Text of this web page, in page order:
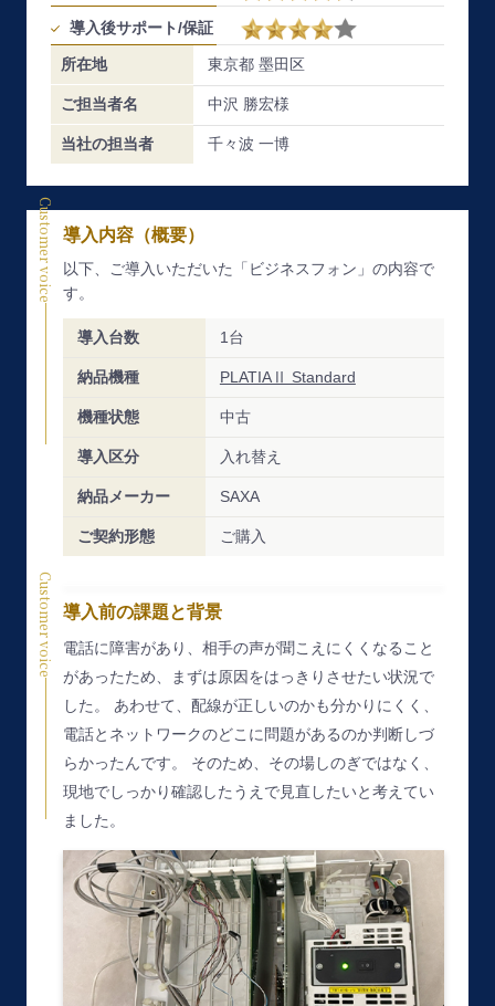
導入後サポート/保証
所在地 東京都 墨田区
ご担当者名 中沢 勝宏様
当社の担当者 千々波 一博
Customer voice 導入内容（概要）
以下、ご導入いただいた「ビジネスフォン」の内容で
す。
導入台数 1台
納品機種 PLATIAⅡ Standard
機種状態 中古
導入区分 入れ替え
納品メーカー SAXA
ご契約形態 ご購入
Customer voice 導入前の課題と背景
電話に障害があり、相手の声が聞こえにくくなること
があったため、まずは原因をはっきりさせたい状況で
した。
あわせて、配線が正しいのかも分かりにくく、
電話とネットワークのどこに問題があるのか判断しづ
らかったんです。
そのため、その場しのぎではなく、
現地でしっかり確認したうえで見直したいと考えてい
ました。